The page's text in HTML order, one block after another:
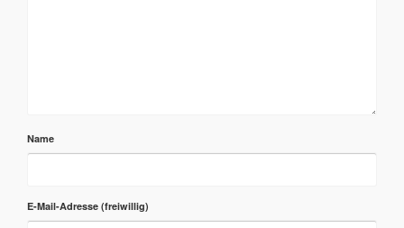
Name
E-Mail-Adresse